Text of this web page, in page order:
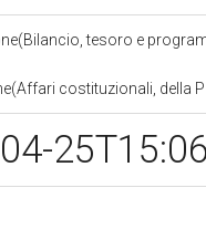
tesoro e
costituzionali, della